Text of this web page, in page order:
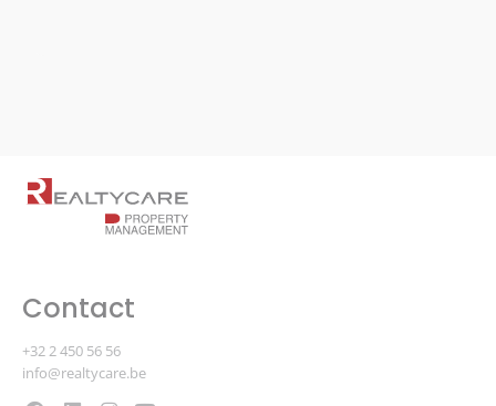
Contact
+32 2 450 56 56
info@realtycare.be